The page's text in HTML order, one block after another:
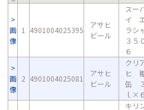
画
像
1 4901004025395
アサヒ
ビール
スー
イ
ラシ
３５
６
画
像
2 4901004025081
アサヒ
ビール
クリ
ヒ
缶
ｌ×６
キリ